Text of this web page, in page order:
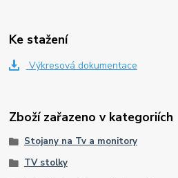
Ke stažení
Výkresová dokumentace
Zboží zařazeno v kategoriích
Stojany na Tv a monitory
TV stolky